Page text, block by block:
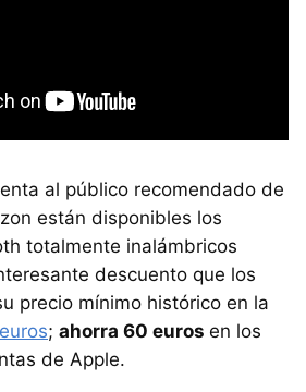
al público recomendado de
están disponibles los
totalmente inalámbricos
descuento que los
precio mínimo histórico en la
; ahorra 60 euros en los
de Apple.